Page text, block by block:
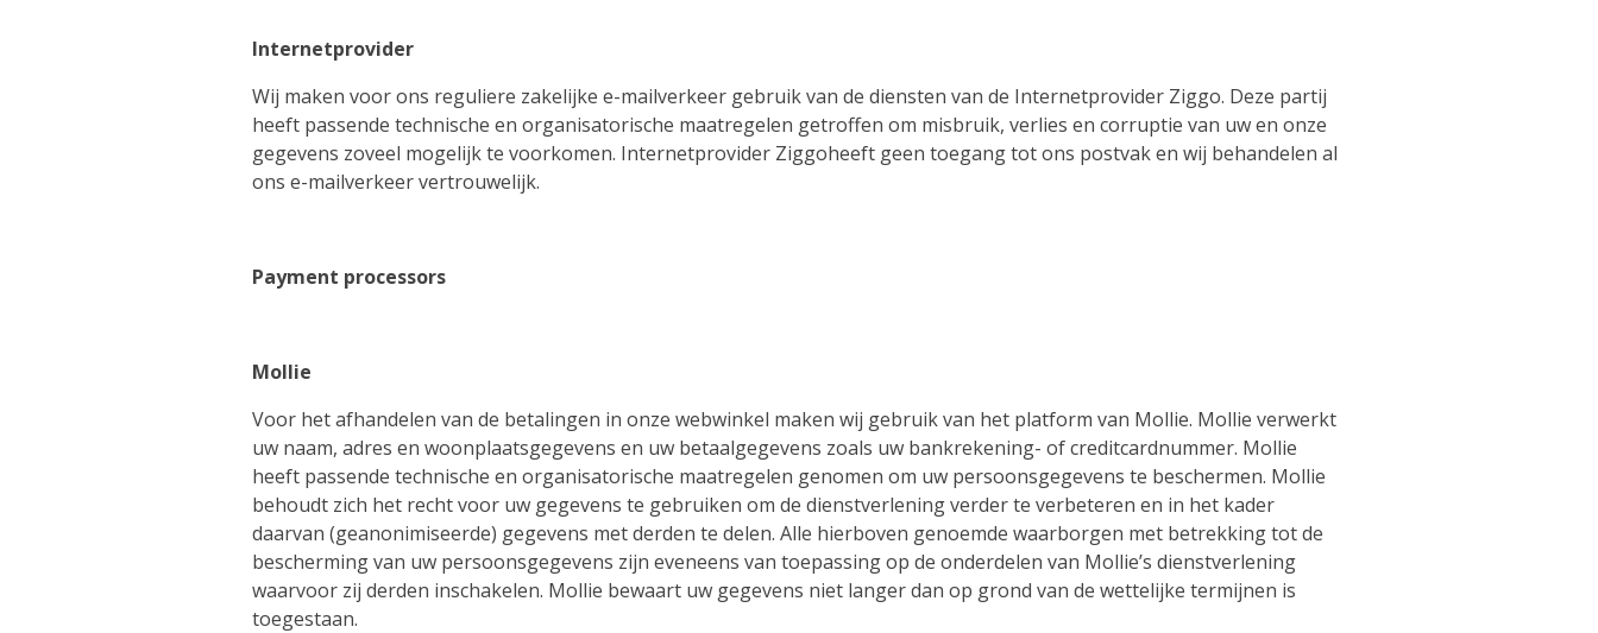
Internetprovider
Wij maken voor ons reguliere zakelijke e-mailverkeer gebruik van de diensten van de Internetprovider Ziggo. Deze partij
heeft passende technische en organisatorische maatregelen getroffen om misbruik, verlies en corruptie van uw en onze
gegevens zoveel mogelijk te voorkomen. Internetprovider Ziggoheeft geen toegang tot ons postvak en wij behandelen al
ons e-mailverkeer vertrouwelijk.
Payment processors
Mollie
Voor het afhandelen van de betalingen in onze webwinkel maken wij gebruik van het platform van Mollie. Mollie verwerkt
uw naam, adres en woonplaatsgegevens en uw betaalgegevens zoals uw bankrekening- of creditcardnummer. Mollie
heeft passende technische en organisatorische maatregelen genomen om uw persoonsgegevens te beschermen. Mollie
behoudt zich het recht voor uw gegevens te gebruiken om de dienstverlening verder te verbeteren en in het kader
daarvan (geanonimiseerde) gegevens met derden te delen. Alle hierboven genoemde waarborgen met betrekking tot de
bescherming van uw persoonsgegevens zijn eveneens van toepassing op de onderdelen van Mollie’s dienstverlening
waarvoor zij derden inschakelen. Mollie bewaart uw gegevens niet langer dan op grond van de wettelijke termijnen is
toegestaan.